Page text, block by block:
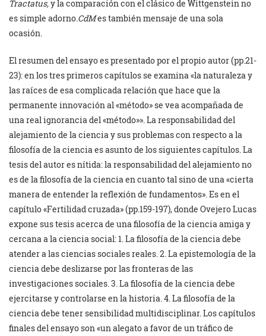
Tractatus,y la comparación con el clásico de Wittgenstein no
es simple adorno. CdMes también mensaje de una sola
ocasión.
El resumen del ensayo es presentado por el propio autor (pp.21-
23): en los tres primeros capítulos se examina «la naturaleza y
las raíces de esa complicada relación que hace que la
permanente innovación al «método» se vea acompañada de
una real ignorancia del «método»». La responsabilidad del
alejamiento de la ciencia y sus problemas con respecto a la
filosofía de la ciencia es asunto de los siguientes capítulos. La
tesis del autor es nítida: la responsabilidad del alejamiento no
es de la filosofía de la ciencia en cuanto tal sino de una «cierta
manera de entender la reflexión de fundamentos». Es en el
capítulo «Fertilidad cruzada» (pp.159-197), donde Ovejero Lucas
expone sus tesis acerca de una filosofía de la ciencia amiga y
cercana a la ciencia social: 1. La filosofía de la ciencia debe
atender a las ciencias sociales reales. 2. La epistemología de la
ciencia debe deslizarse por las fronteras de las
investigaciones sociales. 3. La filosofía de la ciencia debe
ejercitarse y controlarse en la historia. 4. La filosofía de la
ciencia debe tener sensibilidad multidisciplinar. Los capítulos
finales del ensayo son «un alegato a favor de un tráfico de